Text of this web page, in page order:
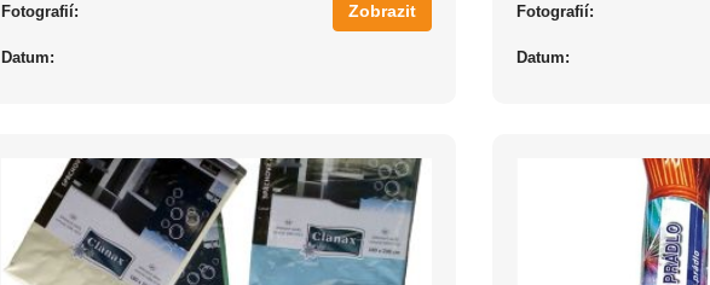
Fotografií:
Datum:
Zobrazit Fotografií:
Datum: